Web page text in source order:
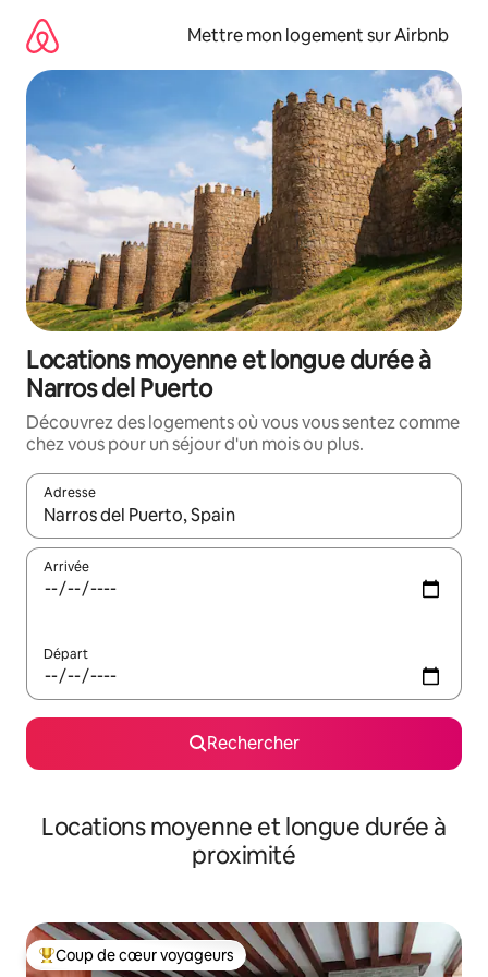
directement
contenu
Mettre mon logement sur Airbnb
Locations moyenne et longue durée à
Narros del Puerto
Découvrez des logements où vous vous sentez comme
chez vous pour un séjour d'un mois ou plus.
Adresse
Lorsque les résultats s'affichent, utilisez les flèches vers le
Arrivée
Départ
Rechercher
Locations moyenne et longue durée à
proximité
Coups de cœur voyageurs les plus appréciés
Coup de cœur voyageurs